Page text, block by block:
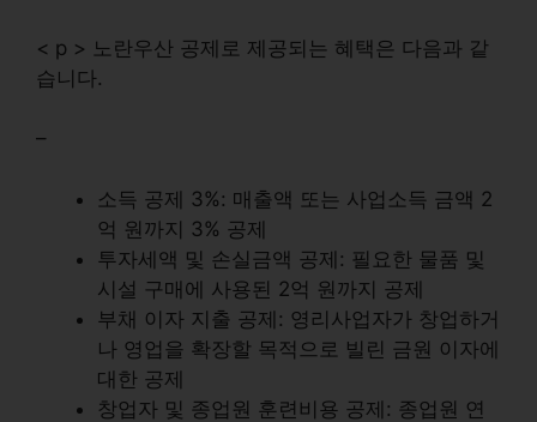
< p > 노란우산 공제로 제공되는 혜택은 다음과 같
습니다.
–
소득 공제 3%: 매출액 또는 사업소득 금액 2
억 원까지 3% 공제
투자세액 및 손실금액 공제: 필요한 물품 및
시설 구매에 사용된 2억 원까지 공제
부채 이자 지출 공제: 영리사업자가 창업하거
나 영업을 확장할 목적으로 빌린 금원 이자에
대한 공제
창업자 및 종업원 훈련비용 공제: 종업원 연